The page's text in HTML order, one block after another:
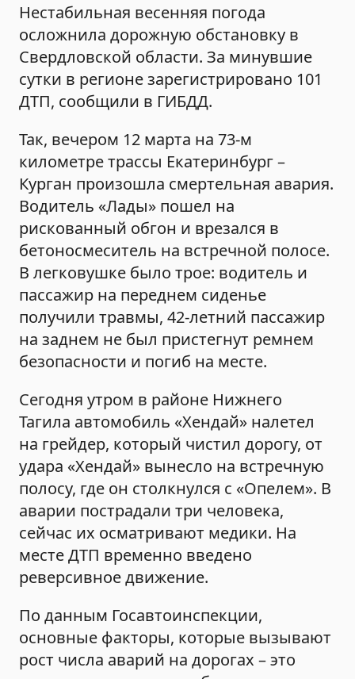
Нестабильная весенняя погода
осложнила дорожную обстановку в
Свердловской области. За минувшие
сутки в регионе зарегистрировано 101
ДТП, сообщили в ГИБДД.
Так, вечером 12 марта на 73-м
километре трассы Екатеринбург –
Курган произошла смертельная авария.
Водитель «Лады» пошел на
рискованный обгон и врезался в
бетоносмеситель на встречной полосе.
В легковушке было трое: водитель и
пассажир на переднем сиденье
получили травмы, 42-летний пассажир
на заднем не был пристегнут ремнем
безопасности и погиб на месте.
Сегодня утром в районе Нижнего
Тагила автомобиль «Хендай» налетел
на грейдер, который чистил дорогу, от
удара «Хендай» вынесло на встречную
полосу, где он столкнулся с «Опелем». В
аварии пострадали три человека,
сейчас их осматривают медики. На
месте ДТП временно введено
реверсивное движение.
По данным Госавтоинспекции,
основные факторы, которые вызывают
рост числа аварий на дорогах – это